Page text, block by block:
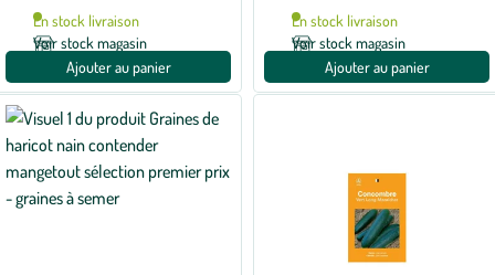
En stock livraison
Voir stock magasin
Ajouter au panier
En stock livraison
Voir stock magasin
Ajouter au panier